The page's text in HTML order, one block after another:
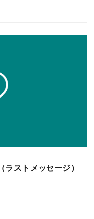
ストメッセージ）